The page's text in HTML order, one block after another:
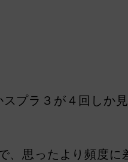
プラ３が４回しか
、思ったより頻度に